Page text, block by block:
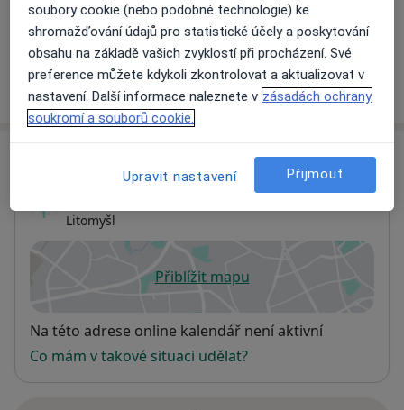
Informace o službách a cenách nejsou k dispozici
Tento specialista ještě nepřidával žádné informace o
svých službách.
Litomyšl
Přiblížit mapuse otevře v nové záložce
Dostupnost
Na této adrese online kalendář není aktivní
Co mám v takové situaci udělat?
soubory cookie (nebo podobné technologie) ke
shromažďování údajů pro statistické účely a poskytování
obsahu na základě vašich zvyklostí při procházení. Své
preference můžete kdykoli zkontrolovat a aktualizovat v
nastavení. Další informace naleznete v zásadách ochrany
soukromí a souborů cookie.
Upravit nastavení Přijmout